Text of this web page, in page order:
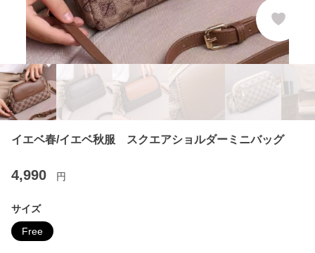
イエベ春/イエベ秋服 スクエアショルダーミニバッグ
4,990 円
サイズ
Free